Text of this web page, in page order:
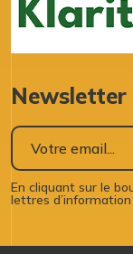
Newsletter
En cliquant sur le
lettres